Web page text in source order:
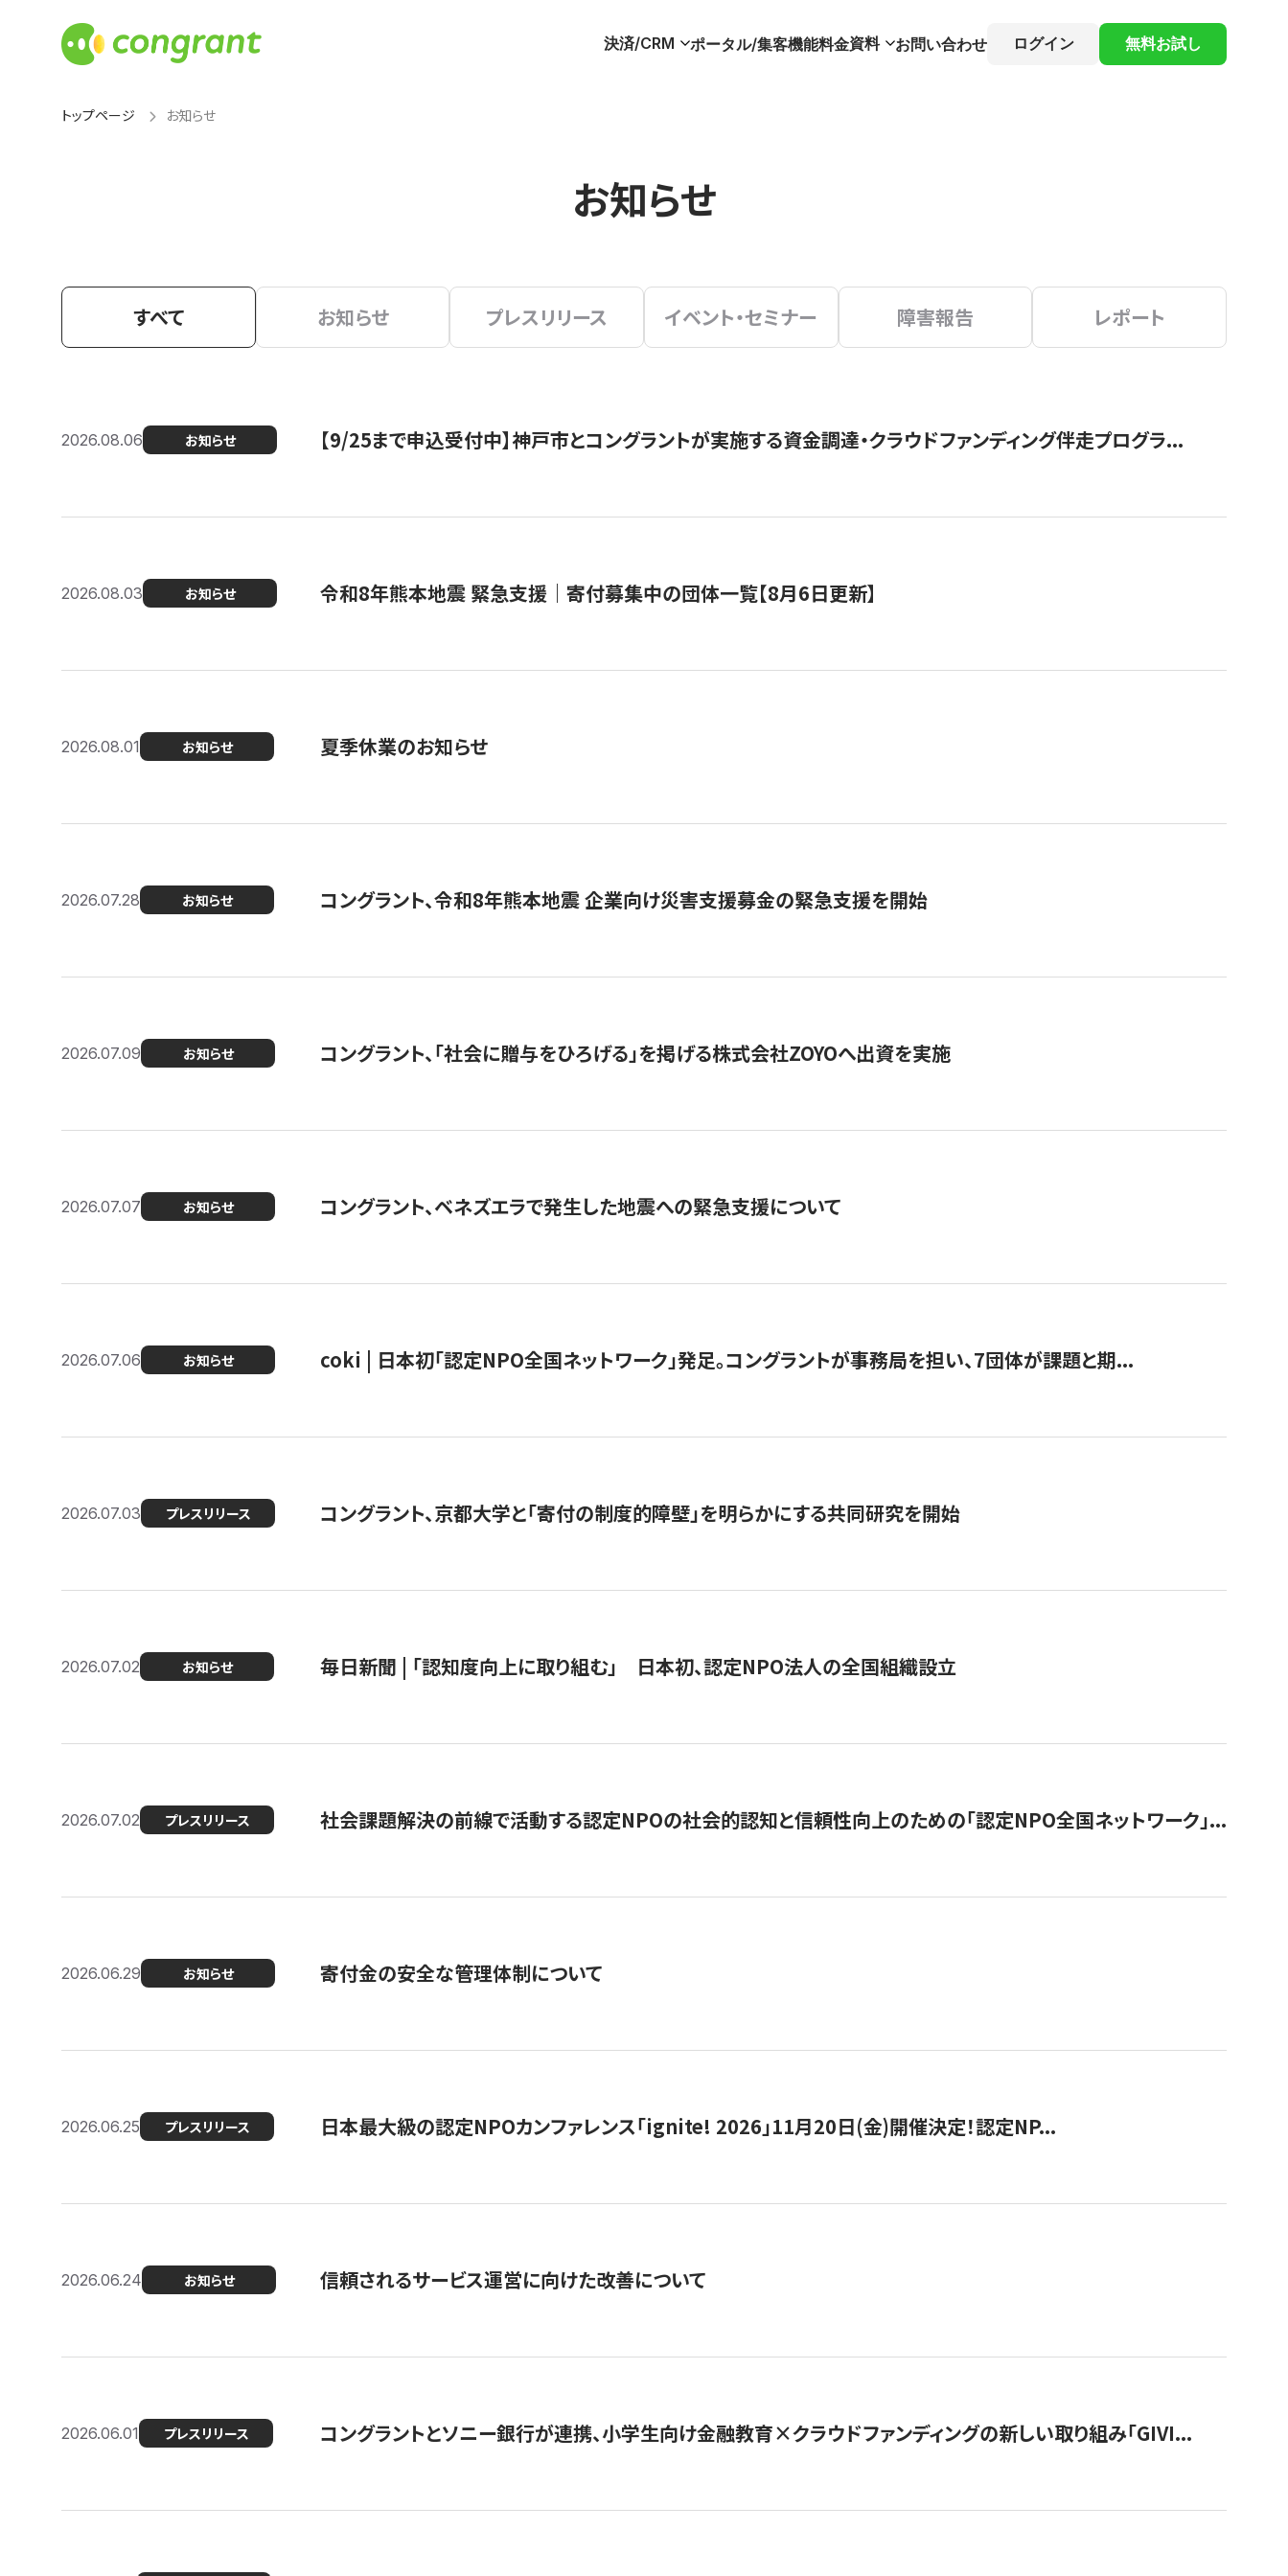
決済/CRM ポータル/集客機能料金資料 お問い合わせ ログイン 無料お試し
トップページ お知らせ
お知らせ
すべて お知らせ プレスリリース イベント・セミナー 障害報告 レポート
2026.08.06 お知らせ 【9/25まで申込受付中】神戸市とコングラントが実施する資金調達・クラウドファンディング伴走プログラ...
2026.08.03 お知らせ 令和8年熊本地震 緊急支援｜寄付募集中の団体一覧【8月6日更新】
2026.08.01 お知らせ 夏季休業のお知らせ
2026.07.28 お知らせ コングラント、令和8年熊本地震 企業向け災害支援募金の緊急支援を開始
2026.07.09 お知らせ コングラント、「社会に贈与をひろげる」を掲げる株式会社ZOYOへ出資を実施
2026.07.07 お知らせ コングラント、ベネズエラで発生した地震への緊急支援について
2026.07.06 お知らせ coki | 日本初「認定NPO全国ネットワーク」発足。コングラントが事務局を担い、7団体が課題と期...
2026.07.03 プレスリリース コングラント、京都大学と「寄付の制度的障壁」を明らかにする共同研究を開始
2026.07.02 お知らせ 毎日新聞 | 「認知度向上に取り組む」 日本初、認定NPO法人の全国組織設立
2026.07.02 プレスリリース 社会課題解決の前線で活動する認定NPOの社会的認知と信頼性向上のための「認定NPO全国ネットワーク」...
2026.06.29 お知らせ 寄付金の安全な管理体制について
2026.06.25 プレスリリース 日本最大級の認定NPOカンファレンス「ignite! 2026」11月20日(金)開催決定！認定NP...
2026.06.24 お知らせ 信頼されるサービス運営に向けた改善について
2026.06.01 プレスリリース コングラントとソニー銀行が連携、小学生向け金融教育×クラウドファンディングの新しい取り組み「GIVI...